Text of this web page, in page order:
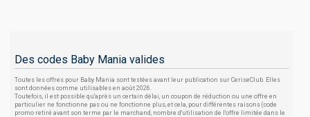
Des codes Baby Mania valides
Toutes les offres pour Baby Mania sont testées avant leur publication sur CeriseClub. Elles
sont données comme utilisables en août 2026.
Toutefois, il est possible qu'après un certain délai, un coupon de réduction ou une offre en
particulier ne fonctionne pas ou ne fonctionne plus, et cela, pour différentes raisons (code
promo retiré avant son terme par le marchand, nombre d'utilisation de l'offre limitée dans le